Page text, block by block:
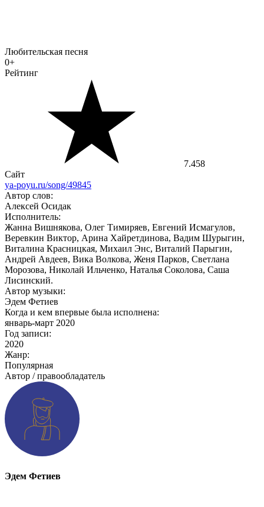
Любительская песня
0+
Рейтинг
7.458
Сайт
ya-poyu.ru/song/49845
Автор слов:
Алексей Осидак
Исполнитель:
Жанна Вишнякова, Олег Тимиряев, Евгений Исмагулов,
Веревкин Виктор, Арина Хайретдинова, Вадим Шурыгин,
Виталина Красницкая, Михаил Энс, Виталий Парыгин,
Андрей Авдеев, Вика Волкова, Женя Парков, Светлана
Морозова, Николай Ильченко, Наталья Соколова, Саша
Лисинский.
Автор музыки:
Эдем Фетиев
Когда и кем впервые была исполнена:
январь-март 2020
Год записи:
2020
Жанр:
Популярная
Автор / правообладатель
Эдем Фетиев